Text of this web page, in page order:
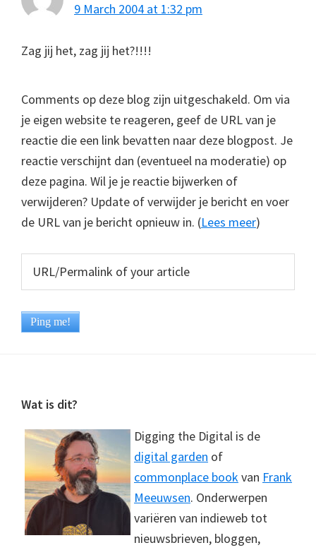
9 March 2004 at 1:32 pm
Zag jij het, zag jij het?!!!!
Comments op deze blog zijn uitgeschakeld. Om via
je eigen website te reageren, geef de URL van je
reactie die een link bevatten naar deze blogpost. Je
reactie verschijnt dan (eventueel na moderatie) op
deze pagina. Wil je je reactie bijwerken of
verwijderen? Update of verwijder je bericht en voer
de URL van je bericht opnieuw in. (Lees meer)
Footer
Wat is dit?
Digging the Digital is de
digital garden of
commonplace bookvan Frank
Meeuwsen. Onderwerpen
variëren van indieweb tot
nieuwsbrieven, bloggen,